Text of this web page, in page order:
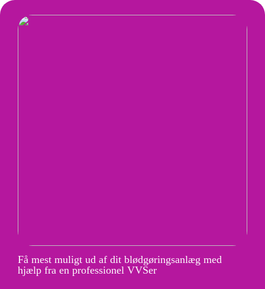
Få mest muligt ud af dit blødgøringsanlæg med
hjælp fra en professionel VVSer